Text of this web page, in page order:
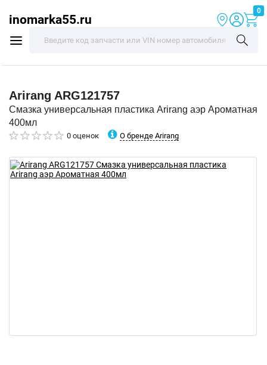
inomarka55.ru
0
Arirang ARG121757
Смазка универсальная пластика Arirang аэр Ароматная
400мл
0 оценок О бренде Arirang